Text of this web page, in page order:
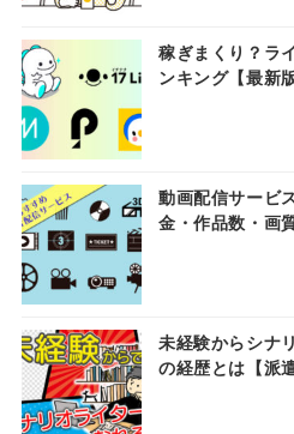
稼ぎまくり？ラ
ンキング【最新版
動画配信サービ
金・作品数・画
未経験からシナ
の経歴とは【派